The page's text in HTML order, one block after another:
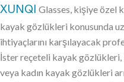
XUNQI Glasses, kişiye özel
kayak gözlükleri konusunda
ihtiyaçlarını karşılayacak
İster reçeteli kayak
veya kadın kayak gözlükleri